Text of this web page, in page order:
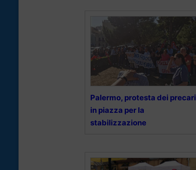
Palermo, protesta dei precari
in piazza per la
stabilizzazione